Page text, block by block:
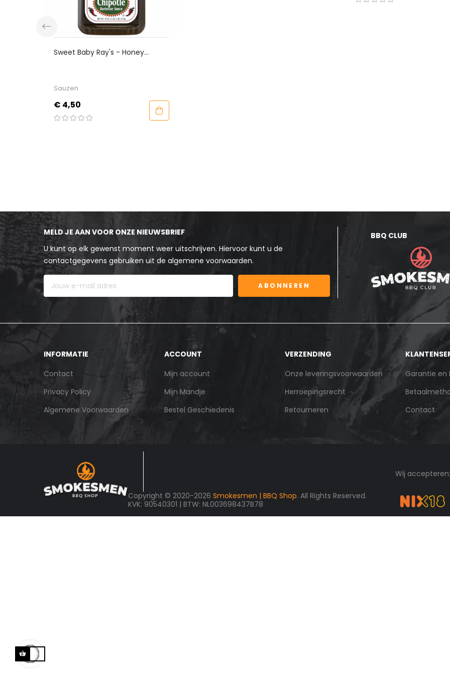
MELD JE AAN VOOR ONZE NIEUWSBRIEF
U kunt op elk gewenst moment weer uitschrijven. Hiervoor kunt u de
contactgegevens gebruiken uit de algemene voorwaarden.
ABONNEREN
BBQ CLUB
INFORMATIE
Contact
Privacy Policy
Algemene Voorwaarden
ACCOUNT
Mijn account
Mijn Mandje
Bestel Geschiedenis
VERZENDING
Onze leveringsvoorwaarden
Herroepingsrecht
Retourneren
Garantie en
Contact
Copyright © 2020-2026Smokesmen | BBQ Shop. All Rights Reserved.
KVK: 90540301 | BTW: NL003698437B78
Wij